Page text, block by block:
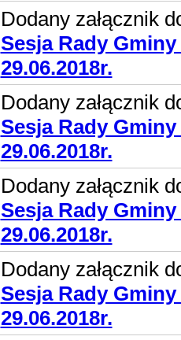
Dodany załącznik
Sesja Rady
29.06.2018r.
Dodany załącznik
Sesja Rady
29.06.2018r.
Dodany załącznik
Sesja Rady
29.06.2018r.
Dodany załącznik
Sesja Rady
29.06.2018r.